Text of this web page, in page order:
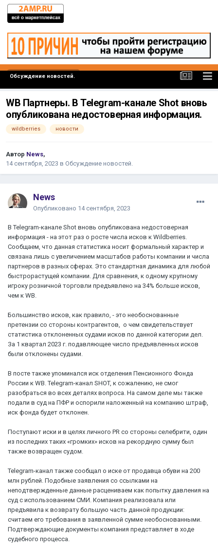
Обсуждение новостей.
WB Партнеры. В Telegram-канале Shot вновь
опубликована недостоверная информация.
wildberries новости
Автор News,
14 сентября, 2023 в Обсуждение новостей.
News
Опубликовано 14 сентября, 2023
В Telegram-канале Shot вновь опубликована недостоверная
информация - на этот раз о росте числа исков к Wildberries.
Сообщаем, что данная статистика носит формальный характер и
связана лишь с увеличением масштабов работы компании и числа
партнеров в разных сферах. Это стандартная динамика для любой
быстрорастущей компании. Для сравнения, к одному крупному
игроку розничной торговли предъявлено на 34% больше исков,
чем к WB.
Большинство исков, как правило, - это необоснованные
претензии со стороны контрагентов, о чем свидетельствует
статистика отклоненных судами исков по данной категории дел.
За 1 квартал 2023 г. подавляющее число предъявленных исков
были отклонены судами.
В посте также упоминался иск отделения Пенсионного Фонда
России к WB. Telegram-канал SHOT, к сожалению, не смог
разобраться во всех деталях вопроса. На самом деле мы также
подали в суд на ПФР и оспорили наложенный на компанию штраф,
иск фонда будет отклонен.
Поступают иски и в целях личного PR со стороны селебрити, один
из последних таких «громких» исков на рекордную сумму был
также возвращен судом.
Telegram-канал также сообщал о иске от продавца обуви на 200
млн рублей. Подобные заявления со ссылками на
неподтвержденные данные расцениваем как попытку давления на
суд с использованием СМИ. Компания реализовала или
предъявила к возврату большую часть данной продукции:
считаем его требования в заявленной сумме необоснованными.
Подтверждающие документы компания представляет в ходе
судебного процесса.